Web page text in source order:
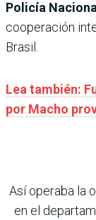
Policía Nacional
cooperación
Brasil.
Lea también:
por Macho
Así operaba la
en el